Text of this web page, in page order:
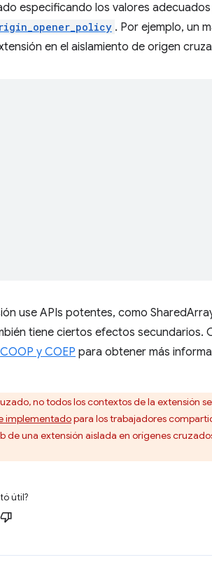
especificando los valores
. Por ejemplo, un
en el aislamiento de origen
use APIs potentes, como
tiene ciertos efectos secundarios.
y COEP para obtener más
no todos los contextos de la extensión
implementadopara los trabajadores
una extensión aislada en orígenes
útil?